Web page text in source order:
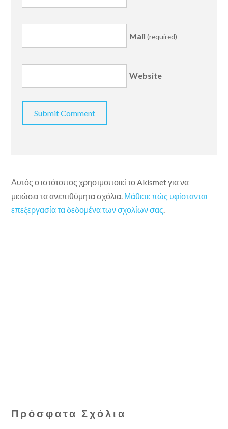
Mail (required)
Website
Αυτός ο ιστότοπος χρησιμοποιεί το Akismet για να
μειώσει τα ανεπιθύμητα σχόλια. Μάθετε πώς υφίστανται
επεξεργασία τα δεδομένα των σχολίων σας.
Πρόσφατα Σχόλια